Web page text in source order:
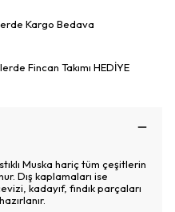
Kargo Bedava
Fincan Takımı HEDİYE
Muska hariç tüm çeşitlerin
Dış kaplamaları ise
kadayıf, fındık parçaları